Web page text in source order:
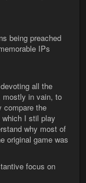
being preached
IPs
all the
mostly in vain, to
compare the
which I stil play
why most of
original game was
focus on